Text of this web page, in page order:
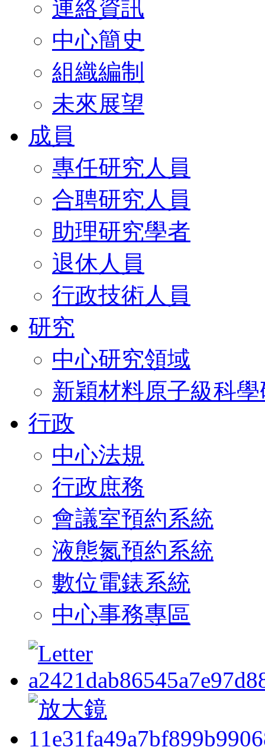
連絡資訊
中心簡史
組織編制
未來展望
成員
專任研究人員
合聘研究人員
助理研究學者
退休人員
行政技術人員
研究
中心研究領域
新穎材料原子級科
行政
中心法規
行政庶務
會議室預約系統
液態氮預約系統
數位電錶系統
中心事務專區